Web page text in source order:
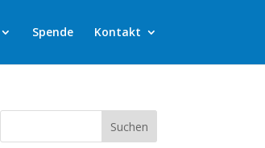
Spende Kontakt